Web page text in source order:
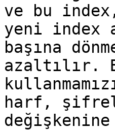
ve bu
yeni index
başına
azaltılır.
harf,